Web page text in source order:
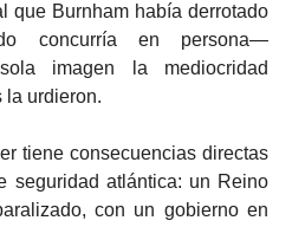
que Burnham había derrotado
concurría en persona—
imagen la mediocridad
la urdieron.
tiene consecuencias directas
seguridad atlántica: un Reino
con un gobierno en